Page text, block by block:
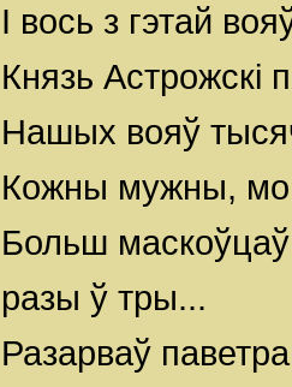
І вось з гэтай
Князь Астрожскі
Нашых вояў
Кожны мужны,
Больш маскоўцаў
разы ў тры...
Разарваў